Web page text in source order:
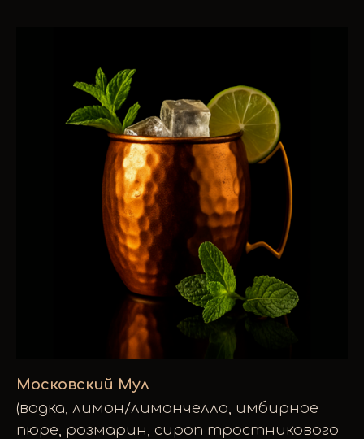
Московский Мул
(водка, лимон/лимончелло, имбирное
пюре, розмарин, сироп тростникового